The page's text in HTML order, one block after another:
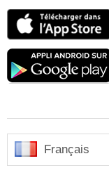
Français